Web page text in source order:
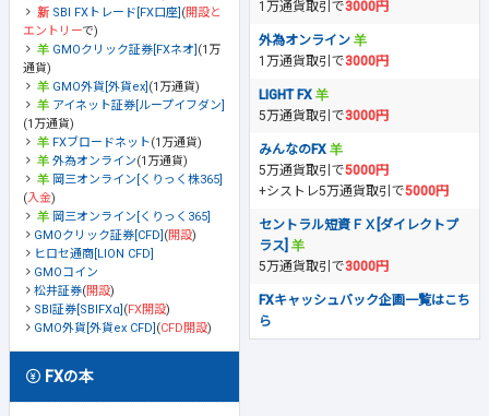
SBI FXトレード[FX口座] (開設と
エントリーで)
GMOクリック証券[FXネオ] (1万
通貨)
GMO外貨[外貨ex] (1万通貨)
アイネット証券[ループイフダン]
(1万通貨)
FXブロードネット(1万通貨)
外為オンライン(1万通貨)
岡三オンライン[くりっく株365]
(入金)
岡三オンライン[くりっく365]
GMOクリック証券[CFD] (開設)
ヒロセ通商[LION CFD]
GMOコイン
松井証券(開設)
SBI証券[SBIFXα] (FX開設)
GMO外貨[外貨ex CFD] (CFD開設)
FXの本
1万通貨取引で3000円
外為オンライン
1万通貨取引で3000円
LIGHT FX
5万通貨取引で3000円
みんなのFX
5万通貨取引で5000円
+シストレ5万通貨取引で5000円
セントラル短資ＦＸ[ダイレクトプ
ラス]
5万通貨取引で3000円
FXキャッシュバック企画一覧はこち
ら